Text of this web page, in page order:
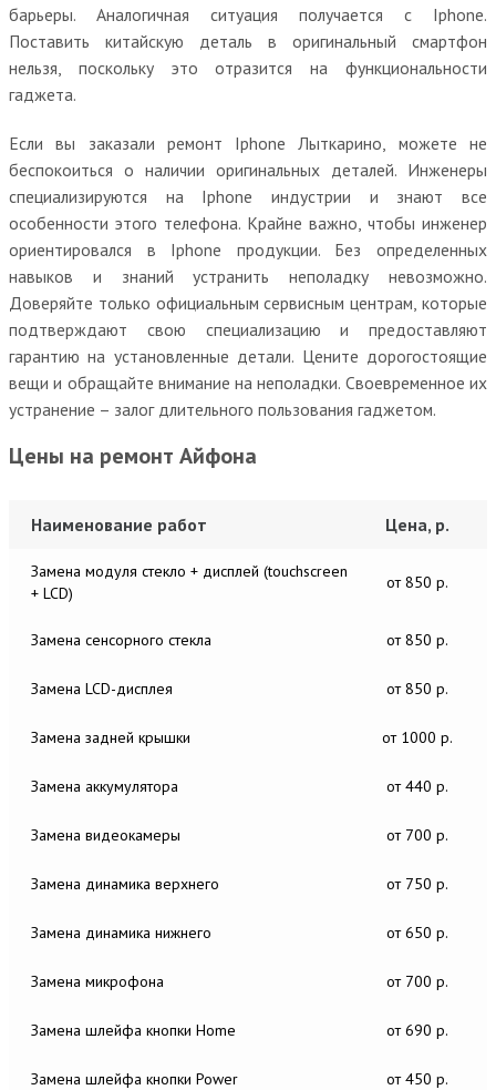
барьеры. Аналогичная ситуация получается с Iphone.
Поставить китайскую деталь в оригинальный смартфон
нельзя, поскольку это отразится на функциональности
гаджета.
Если вы заказали ремонт Iphone Лыткарино, можете не
беспокоиться о наличии оригинальных деталей. Инженеры
специализируются на Iphone индустрии и знают все
особенности этого телефона. Крайне важно, чтобы инженер
ориентировался в Iphone продукции. Без определенных
навыков и знаний устранить неполадку невозможно.
Доверяйте только официальным сервисным центрам, которые
подтверждают свою специализацию и предоставляют
гарантию на установленные детали. Цените дорогостоящие
вещи и обращайте внимание на неполадки. Своевременное их
устранение – залог длительного пользования гаджетом.
Цены на ремонт Айфона
Наименование работ Цена, р.
Замена модуля стекло + дисплей (touchscreen
+ LCD)
от 850 р.
Замена сенсорного стекла от 850 р.
Замена LCD-дисплея от 850 р.
Замена задней крышки от 1000 р.
Замена аккумулятора от 440 р.
Замена видеокамеры от 700 р.
Замена динамика верхнего от 750 р.
Замена динамика нижнего от 650 р.
Замена микрофона от 700 р.
Замена шлейфа кнопки Home от 690 р.
Замена шлейфа кнопки Power от 450 р.